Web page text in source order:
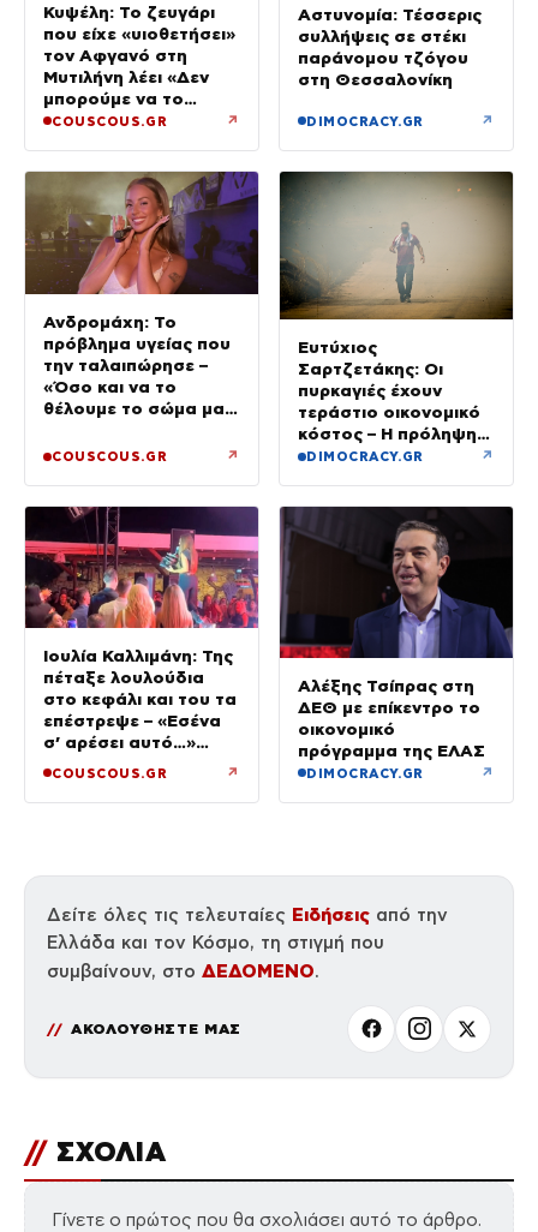
Κυψέλη: Το ζευγάρι
που είχε «υιοθετήσει»
τον Αφγανό στη
Μυτιλήνη λέει «Δεν
μπορούμε να το
πιστέψουμε»
COUSCOUS.GR ↗
Αστυνομία: Τέσσερις
συλλήψεις σε στέκι
παράνομου τζόγου
στη Θεσσαλονίκη
DIMOCRACY.GR ↗
Ανδρομάχη: Το
πρόβλημα υγείας που
την ταλαιπώρησε –
«Όσο και να το
θέλουμε το σώμα μας
COUSCOUS.GR ↗
Ευτύχιος
Σαρτζετάκης: Οι
πυρκαγιές έχουν
τεράστιο οικονομικό
κόστος – Η πρόληψη
κοστίζει λιγότερο από
DIMOCRACY.GR ↗
Ιουλία Καλλιμάνη: Της
πέταξε λουλούδια
στο κεφάλι και του τα
επέστρεψε – «Εσένα
σ’ αρέσει αυτό…»
COUSCOUS.GR ↗
Αλέξης Τσίπρας στη
ΔΕΘ με επίκεντρο το
οικονομικό
πρόγραμμα της ΕΛΑΣ
DIMOCRACY.GR ↗
Δείτε όλες τις τελευταίες Ειδήσεις από την
Ελλάδα και τον Κόσμο, τη στιγμή που
συμβαίνουν, στο ΔΕΔΟΜΕΝΟ.
ΑΚΟΛΟΥΘΗΣΤΕ ΜΑΣ
// ΣΧΟΛΙΑ
Γίνετε ο πρώτος που θα σχολιάσει αυτό το άρθρο.